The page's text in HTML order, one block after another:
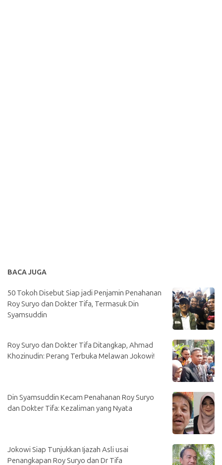
BACA JUGA
50 Tokoh Disebut Siap jadi Penjamin Penahanan
Roy Suryo dan Dokter Tifa, Termasuk Din
Syamsuddin
Roy Suryo dan Dokter Tifa Ditangkap, Ahmad
Khozinudin: Perang Terbuka Melawan Jokowi!
Din Syamsuddin Kecam Penahanan Roy Suryo
dan Dokter Tifa: Kezaliman yang Nyata
Jokowi Siap Tunjukkan Ijazah Asli usai
Penangkapan Roy Suryo dan Dr Tifa